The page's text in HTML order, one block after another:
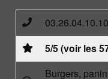
03.26.04.10.10
5/5 (voir les
Burgers,